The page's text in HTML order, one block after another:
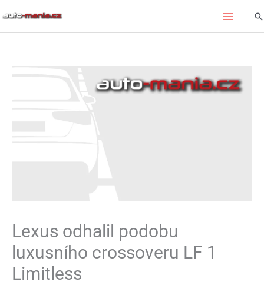
Lexus odhalil podobu
luxusního crossoveru LF 1
Limitless